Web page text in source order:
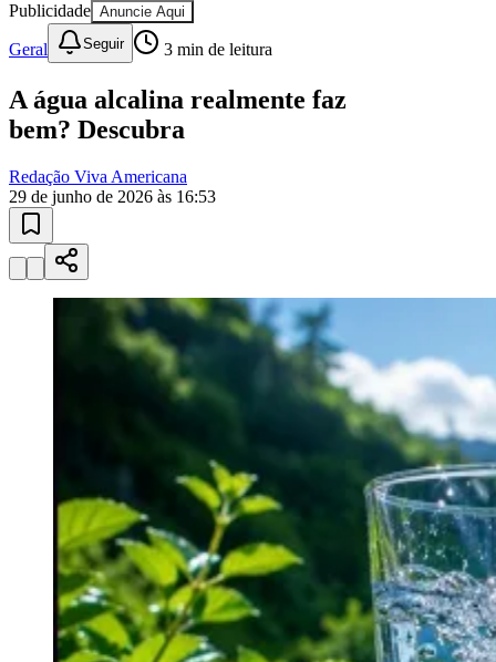
Publicidade Anuncie Aqui
Geral Seguir 3 min de leitura
A água alcalina realmente faz
bem? Descubra
Redação Viva Americana
29 de junho de 2026 às 16:53